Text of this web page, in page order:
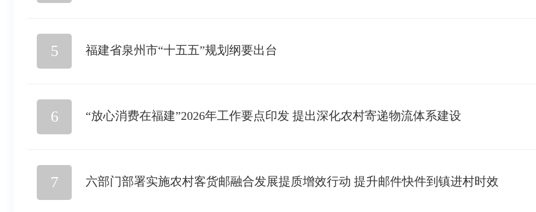
5 福建省泉州市“十五五”规划纲要出台
6 “放心消费在福建”2026年工作要点印发 提出深化农村寄递物流体系建设
7 六部门部署实施农村客货邮融合发展提质增效行动 提升邮件快件到镇进村时效